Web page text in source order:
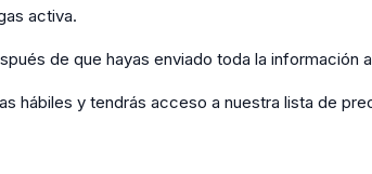
activa.
de que hayas enviado toda la información
hábiles y tendrás acceso a nuestra lista de